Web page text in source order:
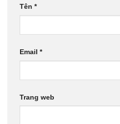
Tên *
Email *
Trang web